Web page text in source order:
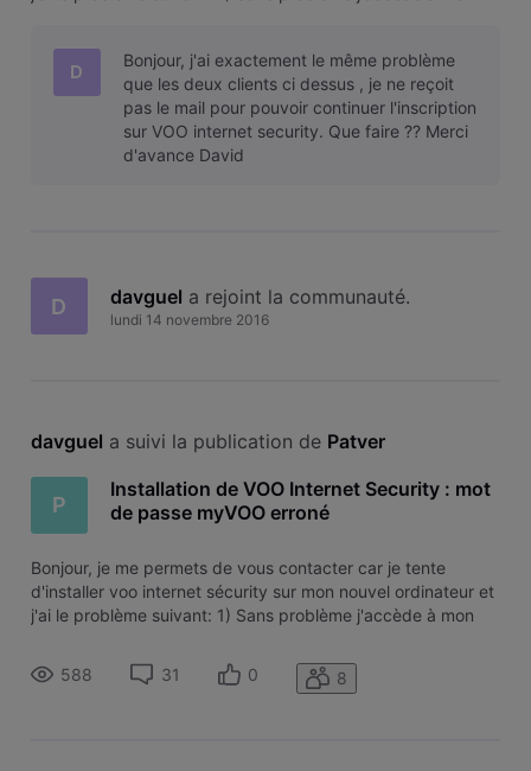
demand
D
Bonjour, j'ai exactement le même problème
que les deux clients ci dessus , je ne reçoit
pas le mail pour pouvoir continuer l'inscription
sur VOO internet security. Que faire ?? Merci
d'avance David
D davguel a rejoint la communauté.
lundi 14 novembre 2016
davguel a suivi la publication de Patver
P
Installation de VOO Internet Security : mot
de passe myVOO erroné
Bonjour, je me permets de vous contacter car je tente
d'installer voo internet sécurity sur mon nouvel ordinateur et
j'ai le problème suivant: 1) Sans problème j'accède à mon
télécharge le logiciel sans soucis et lorsqu'il s'installe on me
demand
588 31 0 8